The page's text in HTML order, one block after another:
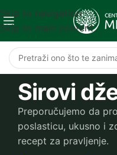
Skip to navigation
Skip to main content
Sirovi
Preporučujemo da
poslasticu, ukusno i
recept za pravljenje.